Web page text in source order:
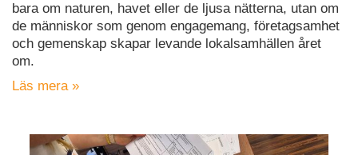
bara om naturen, havet eller de ljusa nätterna, utan om
de människor som genom engagemang, företagsamhet
och gemenskap skapar levande lokalsamhällen året
om.
Läs mera »